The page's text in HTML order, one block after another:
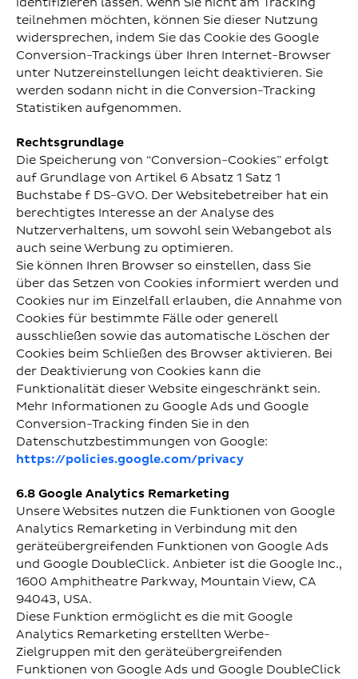
teilnehmen möchten, können Sie dieser Nutzung
widersprechen, indem Sie das Cookie des Google
Conversion-Trackings über Ihren Internet-Browser
unter Nutzereinstellungen leicht deaktivieren. Sie
werden sodann nicht in die Conversion-Tracking
Statistiken aufgenommen.
Rechtsgrundlage
Die Speicherung von “Conversion-Cookies” erfolgt
auf Grundlage von Artikel 6 Absatz 1 Satz 1
Buchstabe f DS-GVO. Der Websitebetreiber hat ein
berechtigtes Interesse an der Analyse des
Nutzerverhaltens, um sowohl sein Webangebot als
auch seine Werbung zu optimieren.
Sie können Ihren Browser so einstellen, dass Sie
über das Setzen von Cookies informiert werden und
Cookies nur im Einzelfall erlauben, die Annahme von
Cookies für bestimmte Fälle oder generell
ausschließen sowie das automatische Löschen der
Cookies beim Schließen des Browser aktivieren. Bei
der Deaktivierung von Cookies kann die
Funktionalität dieser Website eingeschränkt sein.
Mehr Informationen zu Google Ads und Google
Conversion-Tracking finden Sie in den
Datenschutzbestimmungen von Google:
https://policies.google.com/privacy
6.8 Google Analytics Remarketing
Unsere Websites nutzen die Funktionen von Google
Analytics Remarketing in Verbindung mit den
geräteübergreifenden Funktionen von Google Ads
und Google DoubleClick. Anbieter ist die Google Inc.,
1600 Amphitheatre Parkway, Mountain View, CA
94043, USA.
Diese Funktion ermöglicht es die mit Google
Analytics Remarketing erstellten Werbe-
Zielgruppen mit den geräteübergreifenden
Funktionen von Google Ads und Google DoubleClick